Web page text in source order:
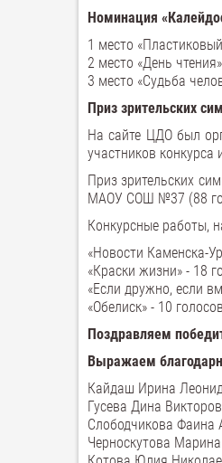
Номинация
1 место
2 место «День
3 место «Судьба
Приз зрительских
На сайте ЦДО был
участников конкурса
Приз зрительских
МАОУ СОШ №37 (88
Конкурсные работы,
«Новости Каменска-
«Краски жизни» - 18
«Если дружно, если
«Обелиск» - 10 голосов
Поздравляем
Выражаем
Кайдаш Ирина
Гусева Дина
Слободчикова Фаина
Черноскутова